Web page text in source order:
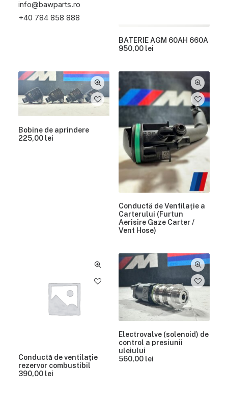
info@bawparts.ro
+40 784 858 888
particule diesel (DPF)
4.000,00
lei
BATERIE AGM 60AH 660A
950,00 lei
Bobine de aprindere
225,00 lei
Conductă de Ventilație a
Carterului (Furtun
Aerisire Gaze Carter /
Vent Hose)
Conductă de ventilație
rezervor combustibil
390,00 lei
Electrovalve (solenoid) de
control a presiunii
uleiului
560,00 lei